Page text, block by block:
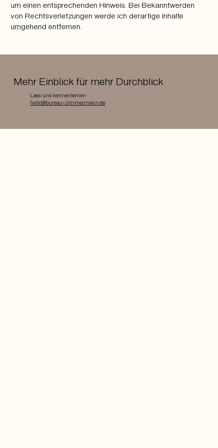
um einen entsprechenden Hinweis. Bei Bekanntwerden
von Rechtsverletzungen werde ich derartige Inhalte
umgehend entfernen.
Mehr Einblick für mehr Durchblick
Lass uns kennenlernen
hello@bureau-zimmermann.de